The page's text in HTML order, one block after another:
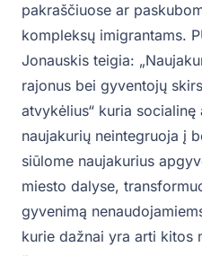
pakraščiuose ar
kompleksų imigrantams.
Jonauskis teigia:
rajonus bei gyventojų
atvykėlius“ kuria
naujakurių neintegruoja į
siūlome naujakurius
miesto dalyse,
gyvenimą
kurie dažnai yra arti kitos